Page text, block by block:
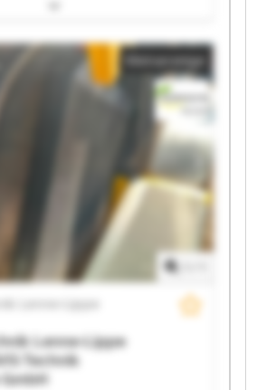
GmbH AGRAVIS Technik Lenne-
Technik Lenne-Lippe GmbH
Lippe GmbH AGRAVIS
GmbH AGRAVIS Technik Lenne-
Technik Lenne-Lippe GmbH
Lippe GmbH AGRAVIS
GmbH AGRAVIS Technik Lenne-
Technik Lenne-Lippe GmbH
Lenne-Lippe GmbH AGRAVIS
GmbH AGRAVIS Technik Lenne-
Technik Lenne-Lippe GmbH
Kleinanzeige
Lenne-Lippe
Lenne-Lippe
Technik